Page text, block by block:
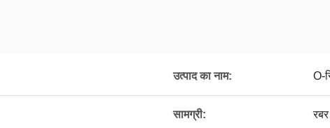
उत्पाद का नाम: O-
सामग्री: रबर